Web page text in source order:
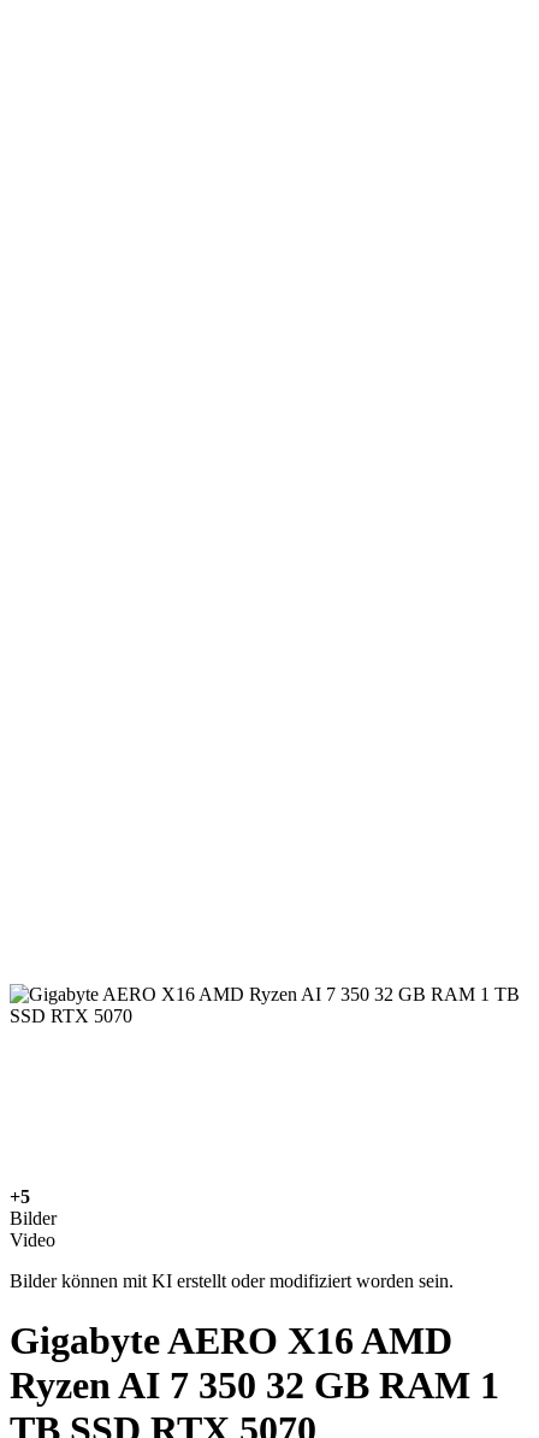
+5
Bilder
Video
Bilder können mit KI erstellt oder modifiziert worden sein.
Gigabyte AERO X16 AMD
Ryzen AI 7 350 32 GB RAM 1
TB SSD RTX 5070